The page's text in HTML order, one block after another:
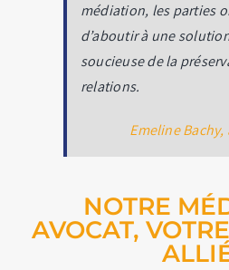
médiation, les parties
d’aboutir à une
soucieuse de la
relations.
Emeline
NOTRE
AVOCAT,